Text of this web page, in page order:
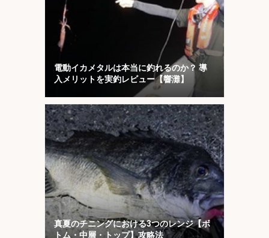
電動イカメタルは本当に釣れるのか？ 導
入メリットを実釣レビュー【響灘】
真夏のチニングにおける3つのレンジ【ボ
トム・中層・トップ】攻略法